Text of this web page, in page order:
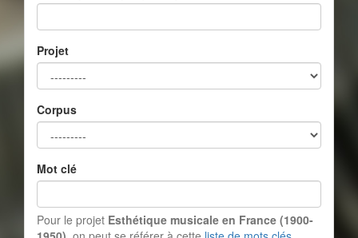
Projet
Corpus
Mot clé
Pour le projet Esthétique musicale en France (1900-